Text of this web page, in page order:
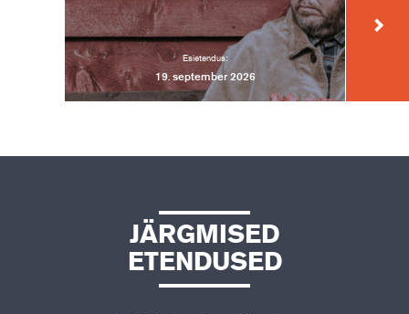
Esietendus:
19. september 2026
JÄRGMISED
ETENDUSED